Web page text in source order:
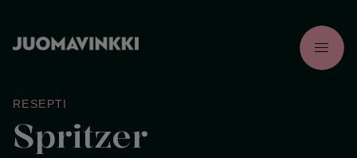
menu
RESEPTI
Spritzer